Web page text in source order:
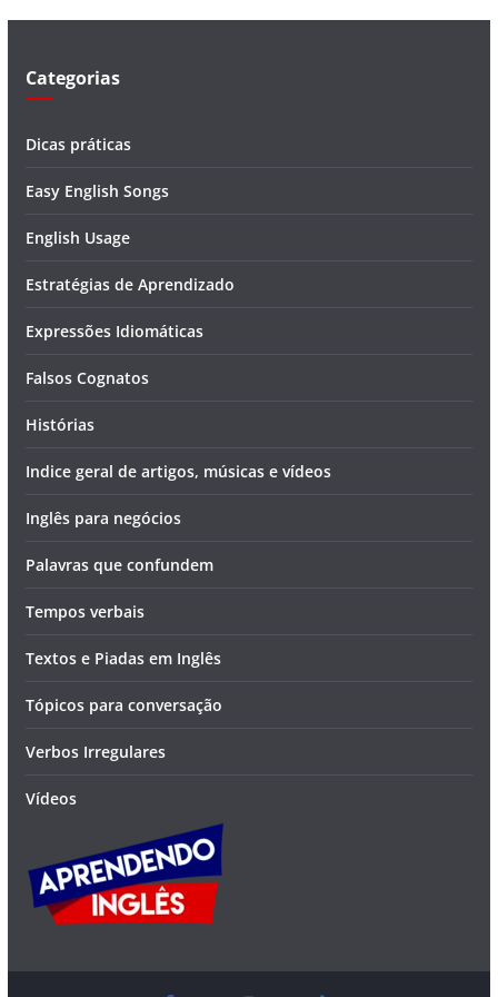
Categorias
Dicas práticas
Easy English Songs
English Usage
Estratégias de Aprendizado
Expressões Idiomáticas
Falsos Cognatos
Histórias
Indice geral de artigos, músicas e vídeos
Inglês para negócios
Palavras que confundem
Tempos verbais
Textos e Piadas em Inglês
Tópicos para conversação
Verbos Irregulares
Vídeos